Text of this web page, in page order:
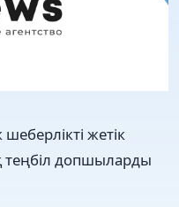
жетік
теңбіл допшыларды